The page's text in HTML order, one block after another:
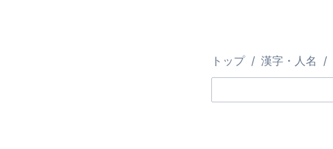
トップ 漢字・人名